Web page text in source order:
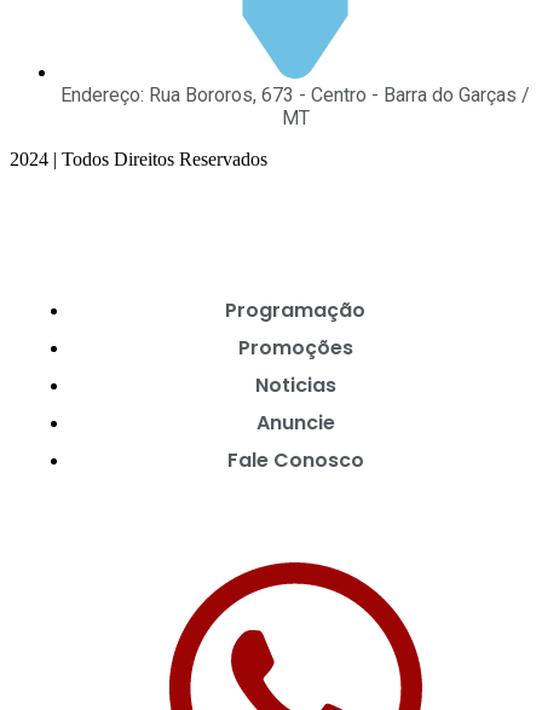
Endereço: Rua Bororos, 673 - Centro - Barra do Garças /
MT
2024 | Todos Direitos Reservados
Programação
Promoções
Noticias
Anuncie
Fale Conosco